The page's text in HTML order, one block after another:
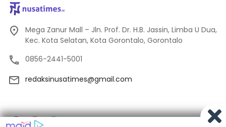
Mega Zanur Mall – Jln. Prof. Dr. H.B. Jassin, Limba U Dua,
Kec. Kota Selatan, Kota Gorontalo, Gorontalo
0856-2441-5001
redaksinusatimes@gmail.com